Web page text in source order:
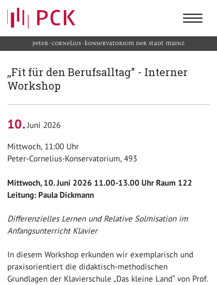
,,Fit für den Berufsalltag" - Interner
Workshop
10 Juni 2026
Mittwoch, 11:00 Uhr
Peter-Cornelius-Konservatorium, 493
Mittwoch, 10. Juni 2026 11.00-13.00 Uhr Raum 122
Leitung: Paula Dickmann
Differenzielles Lernen und Relative Solmisation im
Anfangsunterricht Klavier
In diesem Workshop erkunden wir exemplarisch und
praxisorientiert die didaktisch-methodischen
Grundlagen der Klavierschule „Das kleine Land“ von Prof.